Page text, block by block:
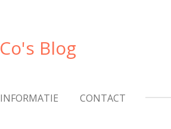
Co's Blog
INFORMATIE CONTACT